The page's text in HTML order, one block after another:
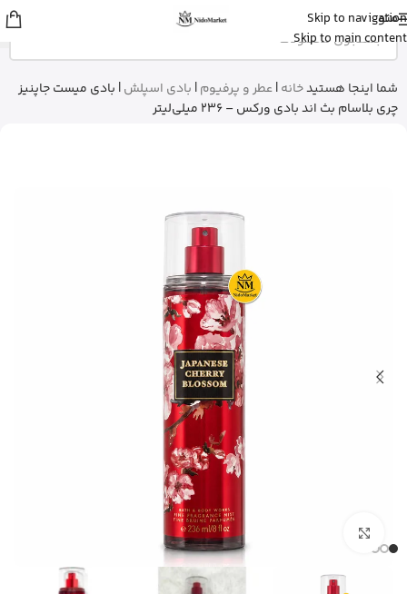
Skip to navigation
Skip to main content
منو
شما اینجا هستیدخانه|عطر و پرفیوم| بادی اسپلش| بادی میست جاپنیز
چری بلاسام بث اند بادی ورکس – 236 میلی‌لیتر
برای بزرگنمایی کلیک کنید
عمراناز رشت
شیرخشک پدیاشور وانیلی رو خرید کرد